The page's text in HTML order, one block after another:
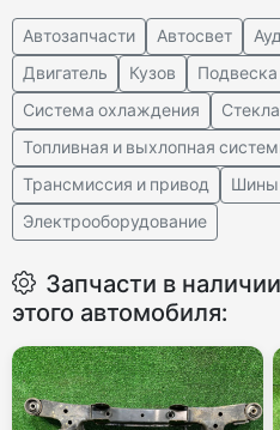
Автозапчасти Автосвет
Двигатель
Кузов Подвеска
Система охлаждения
Стекла
Топливная и выхлопная
Трансмиссия и привод
Шины
Электрооборудование
Запчасти в
этого автомобиля: